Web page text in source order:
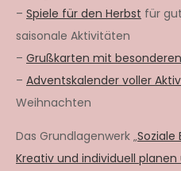
– Spiele für den Herbst für
saisonale Aktivitäten
– Grußkarten mit
– Adventskalender voller
Weihnachten
Das Grundlagenwerk „Soziale
Kreativ und individuell planen